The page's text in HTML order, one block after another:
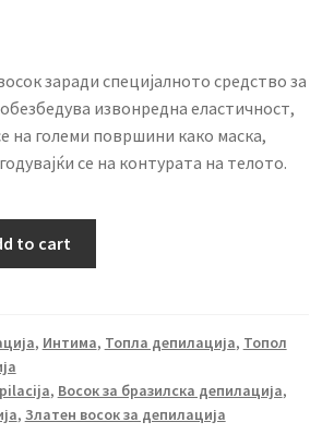
заради специјалното средство за
извонредна еластичност,
на големи површини како маска,
се на контурата на телото.
to cart
, Интима, Топла депилација, Топол
, Восок за бразилска депилација,
, Златен восок за депилација